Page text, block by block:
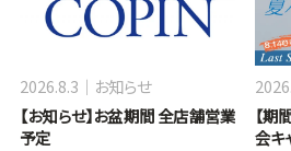
【お知らせ】お盆期間 全店舗営業
予定
2026.8.3
お知らせ
【期
会キ